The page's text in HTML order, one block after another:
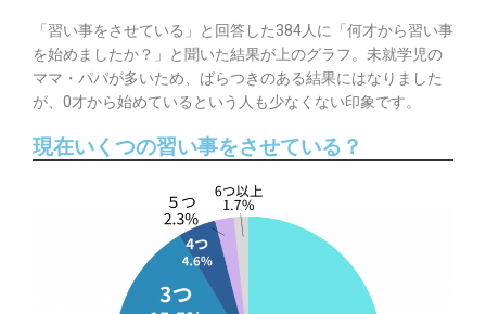
「習い事をさせている」と回答した384人に「何才から習い事
を始めましたか？」と聞いた結果が上のグラフ。未就学児の
ママ・パパが多いため、ばらつきのある結果にはなりました
が、0才から始めているという人も少なくない印象です。
現在いくつの習い事をさせている？